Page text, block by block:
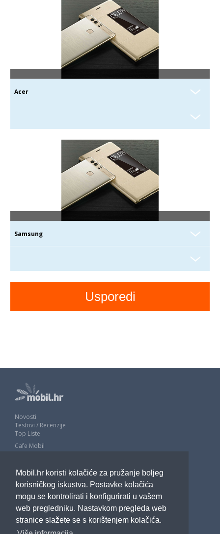
Mobil.hr koristi kolačiće za pružanje boljeg
korisničkog iskustva. Postavke kolačića
mogu se kontrolirati i konfigurirati u vašem
web pregledniku. Nastavkom pregleda web
stranice slažete se s korištenjem kolačića.
Novosti
Testovi / Recenzije
Top Liste
Cafe Mobil
Impressum
Marketing
Pravne odredbe
Izjava o privatnosti
POTRAŽITE NAS